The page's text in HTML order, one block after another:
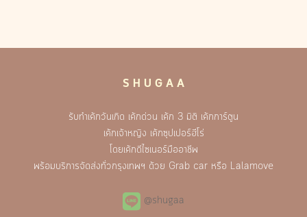
S H U G A A
รับทำเค้กวันเกิด เค้กด่วน เค้ก 3 มิติ เค้กการ์ตูน
เค้กเจ้าหญิง เค้กซุปเปอร์ฮีโร่
โดยเค้กดีไซเนอร์มืออาชีพ
พร้อมบริการจัดส่งทั่วกรุงเทพฯ ด้วย Grab car หรือ Lalamove
@shugaa